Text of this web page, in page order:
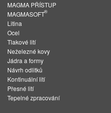
PT
MAGMA Türkiye
EN
TR
MAGMA China
MAGMA PŘÍSTUP
MAGMASOFT
®
Litina
Ocel
Tlakové lití
Neželezné kovy
Jádra a formy
Návrh odlitků
Kontinuální lití
Přesné lití
Tepelné zpracování